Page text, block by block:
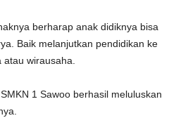
berharap anak didiknya bisa
Baik melanjutkan pendidikan ke
wirausaha.
1 Sawoo berhasil meluluskan